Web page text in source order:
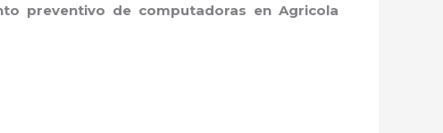
preventivo de computadoras en Agricola